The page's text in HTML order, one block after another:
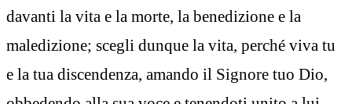
davanti la vita e la morte, la benedizione e la
maledizione; scegli dunque la vita, perché viva tu
e la tua discendenza, amando il Signore tuo Dio,